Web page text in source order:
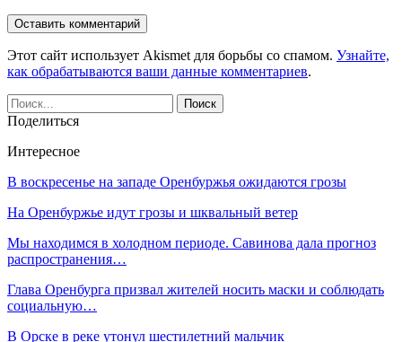
Этот сайт использует Akismet для борьбы со спамом. Узнайте,
как обрабатываются ваши данные комментариев.
Поделиться
Интересное
В воскресенье на западе Оренбуржья ожидаются грозы
На Оренбуржье идут грозы и шквальный ветер
Мы находимся в холодном периоде. Савинова дала прогноз
распространения…
Глава Оренбурга призвал жителей носить маски и соблюдать
социальную…
В Орске в реке утонул шестилетний мальчик